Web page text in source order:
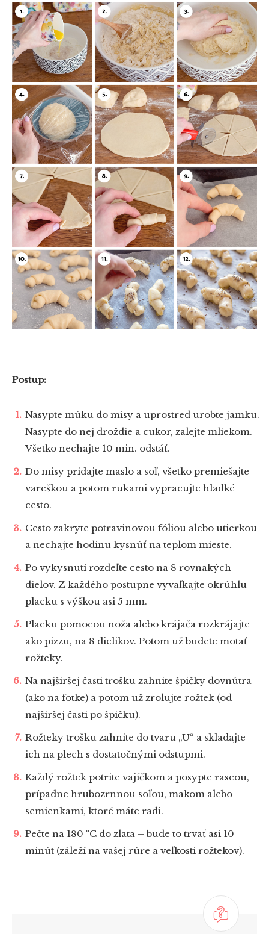
Postup:
Nasypte múku do misy a uprostred urobte jamku.
Nasypte do nej droždie a cukor, zalejte mliekom.
Všetko nechajte 10 min. odstáť.
Do misy pridajte maslo a soľ, všetko premiešajte
vareškou a potom rukami vypracujte hladké
cesto.
Cesto zakryte potravinovou fóliou alebo utierkou
a nechajte hodinu kysnúť na teplom mieste.
Po vykysnutí rozdeľte cesto na 8 rovnakých
dielov. Z každého postupne vyvaľkajte okrúhlu
placku s výškou asi 5 mm.
Placku pomocou noža alebo krájača rozkrájajte
ako pizzu, na 8 dielikov. Potom už budete motať
rožteky.
Na najširšej časti trošku zahnite špičky dovnútra
(ako na fotke) a potom už zrolujte rožtek (od
najširšej časti po špičku).
Rožteky trošku zahnite do tvaru „U“ a skladajte
ich na plech s dostatočnými odstupmi.
Každý rožtek potrite vajíčkom a posypte rascou,
prípadne hrubozrnnou soľou, makom alebo
semienkami, ktoré máte radi.
Pečte na 180 °C do zlata – bude to trvať asi 10
minút (záleží na vašej rúre a veľkosti rožtekov).